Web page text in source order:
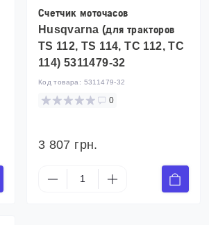
Счетчик моточасов
Husqvarna (для тракторов
TS 112, TS 114, TC 112, TC
114) 5311479-32
Код товара: 5311479-32
0
3 807 грн.